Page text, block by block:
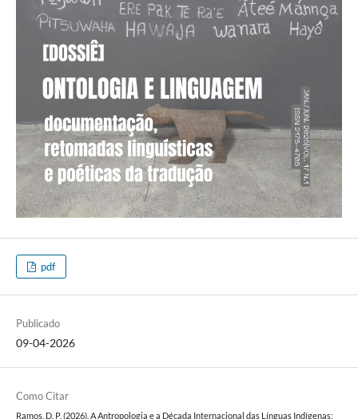
pdf
Publicado
09-04-2026
Como Citar
Ramos, D. P. (2026). A Antropologia e a Década Internacional das Línguas Indígenas: